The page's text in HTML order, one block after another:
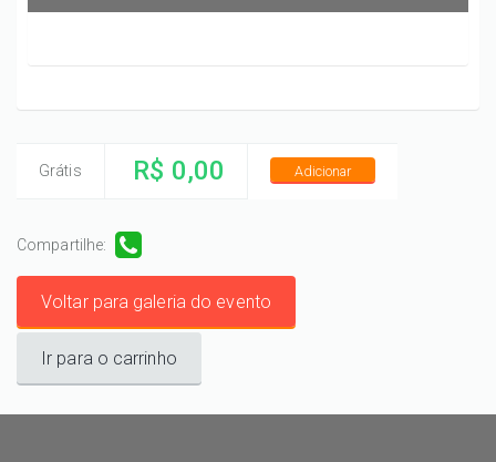
Grátis R$ 0,00 Adicionar
Compartilhe:
Voltar para galeria do evento
Ir para o carrinho